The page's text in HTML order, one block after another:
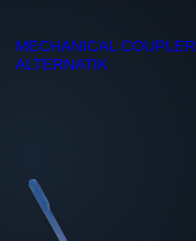
MECHANICAL COUPLER
ALTERNATIK